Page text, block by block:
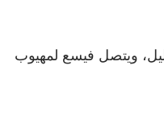
ويتصل فيسع لمهيوب